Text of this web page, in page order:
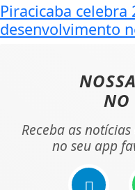
Piracicaba
desenvolvimento
NO
Receba as
no seu app